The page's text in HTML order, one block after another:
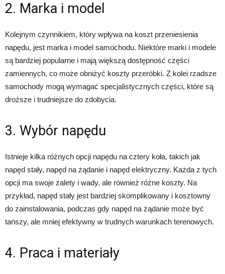
2. Marka i model
Kolejnym czynnikiem, który wpływa na koszt przeniesienia
napędu, jest marka i model samochodu. Niektóre marki i modele
są bardziej popularne i mają większą dostępność części
zamiennych, co może obniżyć koszty przeróbki. Z kolei rzadsze
samochody mogą wymagać specjalistycznych części, które są
droższe i trudniejsze do zdobycia.
3. Wybór napędu
Istnieje kilka różnych opcji napędu na cztery koła, takich jak
napęd stały, napęd na żądanie i napęd elektryczny. Każda z tych
opcji ma swoje zalety i wady, ale również różne koszty. Na
przykład, napęd stały jest bardziej skomplikowany i kosztowny
do zainstalowania, podczas gdy napęd na żądanie może być
tańszy, ale mniej efektywny w trudnych warunkach terenowych.
4. Praca i materiały